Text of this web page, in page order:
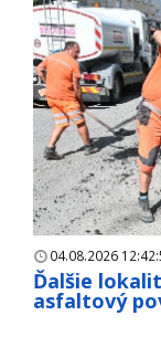
04.08.2026
Ďalšie
asfaltový